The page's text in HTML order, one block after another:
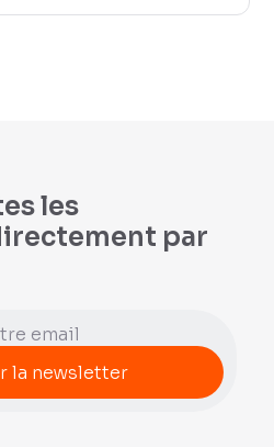
les
par